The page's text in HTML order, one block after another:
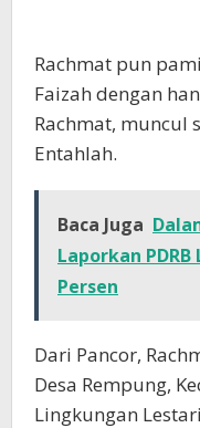
Rachmat pun
Faizah dengan
Rachmat, muncul
Entahlah.
Baca Juga
Laporkan
Persen
Dari Pancor,
Desa Rempung,
Lingkungan